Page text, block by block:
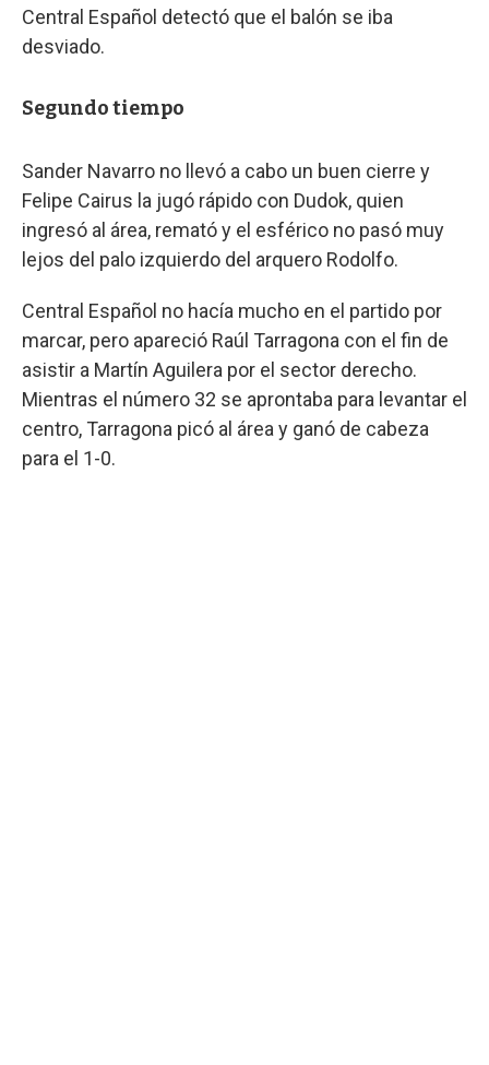
Central Español detectó que el balón se iba
desviado.
Segundo tiempo
Sander Navarro no llevó a cabo un buen cierre y
Felipe Cairus la jugó rápido con Dudok, quien
ingresó al área, remató y el esférico no pasó muy
lejos del palo izquierdo del arquero Rodolfo.
Central Español no hacía mucho en el partido por
marcar, pero apareció Raúl Tarragona con el fin de
asistir a Martín Aguilera por el sector derecho.
Mientras el número 32 se aprontaba para levantar el
centro, Tarragona picó al área y ganó de cabeza
para el 1-0.